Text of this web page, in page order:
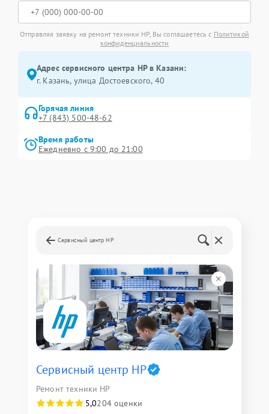
Отправляя заявку на ремонт техники HP, Вы соглашаетесь с Политикой
конфиденциальности
Адрес сервисного центра HP в Казани:
г. Казань, улица Достоевского, 40
Горячая линия
+7 (843) 500-48-62
Время работы
Ежедневно с 9:00 до 21:00
Сервисный центр HP
Сервисный центр HP
Ремонт техники HP
5,0204 оценки